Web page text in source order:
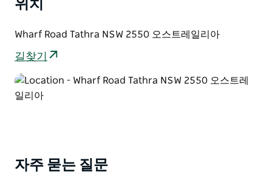
위치
Wharf Road Tathra NSW 2550 오스트레일리아
길찾기
자주 묻는 질문